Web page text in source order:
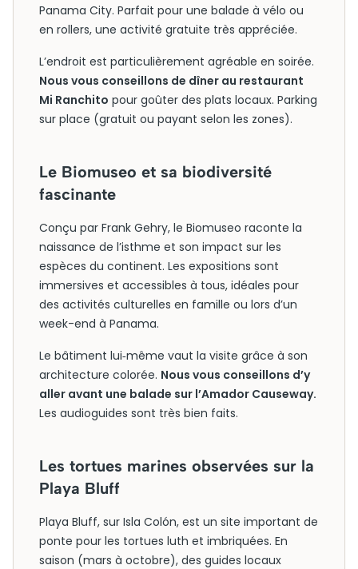
Panama City. Parfait pour une balade à vélo ou
en rollers, une activité gratuite très appréciée.
L’endroit est particulièrement agréable en soirée.
Nous vous conseillons de dîner au restaurant
Mi Ranchito pour goûter des plats locaux. Parking
sur place (gratuit ou payant selon les zones).
Le Biomuseo et sa biodiversité
fascinante
Conçu par Frank Gehry, le Biomuseo raconte la
naissance de l’isthme et son impact sur les
espèces du continent. Les expositions sont
immersives et accessibles à tous, idéales pour
des activités culturelles en famille ou lors d’un
week-end à Panama.
Le bâtiment lui‑même vaut la visite grâce à son
architecture colorée. Nous vous conseillons d’y
aller avant une balade sur l’Amador Causeway.
Les audioguides sont très bien faits.
Les tortues marines observées sur la
Playa Bluff
Playa Bluff, sur Isla Colón, est un site important de
ponte pour les tortues luth et imbriquées. En
saison (mars à octobre), des guides locaux